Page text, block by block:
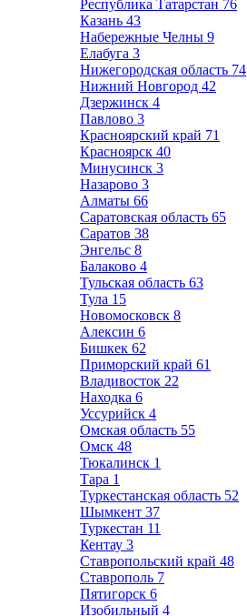
Республика Татарстан 76
Казань 43
Набережные Челны 9
Елабуга 3
Нижегородская область 74
Нижний Новгород 42
Дзержинск 4
Павлово 3
Красноярский край 71
Красноярск 40
Минусинск 3
Назарово 3
Алматы 66
Саратовская область 65
Саратов 38
Энгельс 8
Балаково 4
Тульская область 63
Тула 15
Новомосковск 8
Алексин 6
Бишкек 62
Приморский край 61
Владивосток 22
Находка 6
Уссурийск 4
Омская область 55
Омск 48
Тюкалинск 1
Тара 1
Туркестанская область 52
Шымкент 37
Туркестан 11
Кентау 3
Ставропольский край 48
Ставрополь 7
Пятигорск 6
Изобильный 4